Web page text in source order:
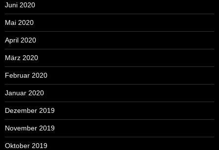
Juni 2020
Mai 2020
April 2020
März 2020
Februar 2020
Januar 2020
Dezember 2019
November 2019
Oktober 2019